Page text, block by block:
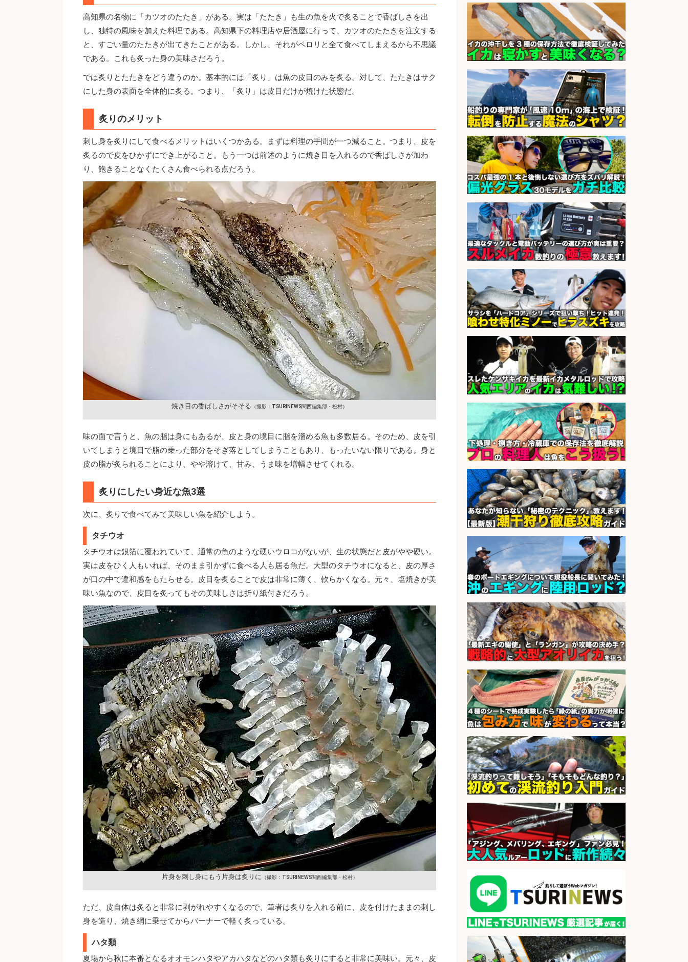
高知県の名物に「カツオのたたき」がある。実は「たたき」も生の魚を火で炙ることで香ばしさを出
し、独特の風味を加えた料理である。高知県下の料理店や居酒屋に行って、カツオのたたきを注文する
と、すごい量のたたきが出てきたことがある。しかし、それがペロリと全て食べてしまえるから不思議
である。これも炙った身の美味さだろう。
では炙りとたたきをどう違うのか。基本的には「炙り」は魚の皮目のみを炙る。対して、たたきはサク
にした身の表面を全体的に炙る。つまり、「炙り」は皮目だけが焼けた状態だ。
炙りのメリット
刺し身を炙りにして食べるメリットはいくつかある。まずは料理の手間が一つ減ること。つまり、皮を
炙るので皮をひかずにでき上がること。もう一つは前述のように焼き目を入れるので香ばしさが加わ
り、飽きることなくたくさん食べられる点だろう。
焼き目の香ばしさがそそる （撮影：TSURINEWS関西編集部・松村）
味の面で言うと、魚の脂は身にもあるが、皮と身の境目に脂を溜める魚も多数居る。そのため、皮を引
いてしまうと境目で脂の乗った部分をそぎ落としてしまうこともあり、もったいない限りである。身と
皮の脂が炙られることにより、やや溶けて、甘み、うま味を増幅させてくれる。
炙りにしたい身近な魚3選
次に、炙りで食べてみて美味しい魚を紹介しよう。
タチウオ
タチウオは銀箔に覆われていて、通常の魚のような硬いウロコがないが、生の状態だと皮がやや硬い。
実は皮をひく人もいれば、そのまま引かずに食べる人も居る魚だ。大型のタチウオになると、皮の厚さ
が口の中で違和感をもたらせる。皮目を炙ることで皮は非常に薄く、軟らかくなる。元々、塩焼きが美
味い魚なので、皮目を炙ってもその美味しさは折り紙付きだろう。
片身を刺し身にもう片身は炙りに （撮影：TSURINEWS関西編集部・松村）
ただ、皮自体は炙ると非常に剥がれやすくなるので、筆者は炙りを入れる前に、皮を付けたままの刺し
身を造り、焼き網に乗せてからバーナーで軽く炙っている。
ハタ類
夏場から秋に本番となるオオモンハタやアカハタなどのハタ類も炙りにすると非常に美味い。元々、皮
仕分け・シール貼り/釣り具などの
出荷作業/兵庫県/神戸市北区
会社名 UTエージェント株式会社
日払いOKで即日収入/営業事務/「時
給1,425円」 日払いOK!沼津市足高
エリアの釣り具メーカーで受注処
ネイル自由・土日祝休み/静岡県/沼
津市
会社名
株式会社セイノースタッフサー
ビス
日払いOKで即日収入/製造スタッフ/
「広島市佐伯区」「時給1,200円」
日払いあり/広島市佐伯区内でお魚
のパック詰めや品出し業務/車通勤
OK×未経験歓迎×残業少なめ/広島県
会社名 株式会社ホットスタッフ五日市
sponsored by 求人ボックス
販売スタッフ/「未経験歓迎」魚を
捌く作業なし!イオン食品売場スタッ
フ募集/東京都/目黒区
会社名 イオンスタイル碑文谷店
sponsored by 求人ボックス
さらに求人情報を見る